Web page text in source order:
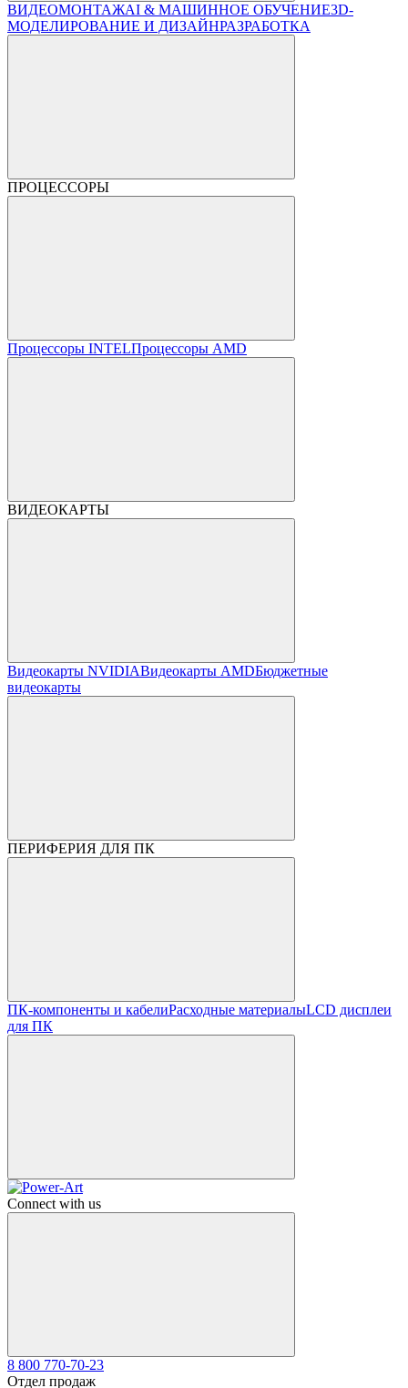
ВИДЕОМОНТАЖAI & МАШИННОЕ ОБУЧЕНИЕ3D-
МОДЕЛИРОВАНИЕ И ДИЗАЙНРАЗРАБОТКА
ПРОЦЕССОРЫ
Процессоры INTELПроцессоры AMD
ВИДЕОКАРТЫ
Видеокарты NVIDIAВидеокарты AMDБюджетные
видеокарты
ПЕРИФЕРИЯ ДЛЯ ПК
ПК-компоненты и кабелиРасходные материалыLCD дисплеи
для ПК
Connect with us
8 800 770-70-23
Отдел продаж